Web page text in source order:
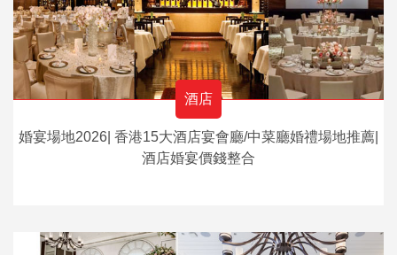
酒店
婚宴場地2026| 香港15大酒店宴會廳/中菜廳婚禮場地推薦|
酒店婚宴價錢整合